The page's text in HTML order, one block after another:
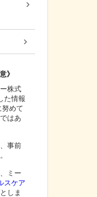
》
株式
た情報
努めて
はあ
事前
ミー
スケア
しま